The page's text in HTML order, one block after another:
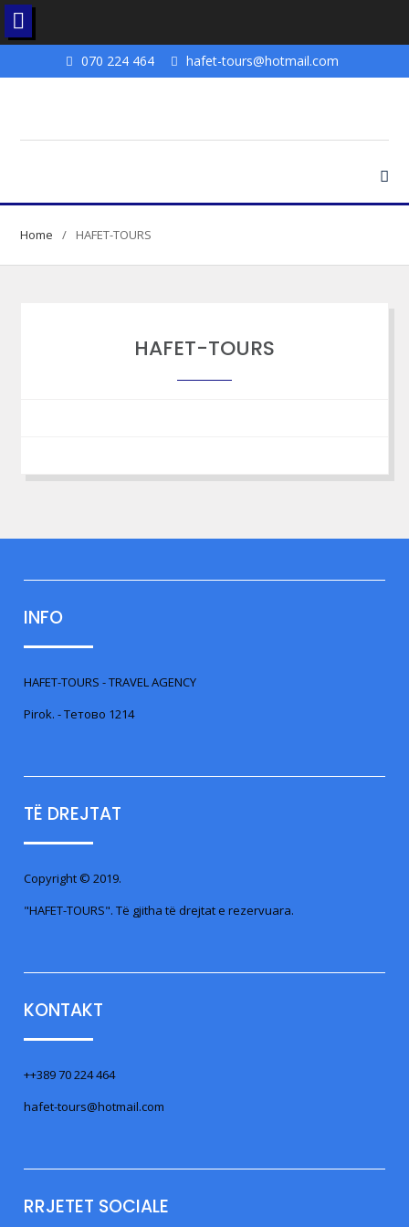
070 224 464 hafet-tours@hotmail.com
Home HAFET-TOURS
HAFET-TOURS
INFO
HAFET-TOURS - TRAVEL AGENCY
Pirok. - Тетово 1214
TË DREJTAT
Copyright © 2019.
"HAFET-TOURS". Të gjitha të drejtat e rezervuara.
KONTAKT
++389 70 224 464
hafet-tours@hotmail.com
RRJETET SOCIALE